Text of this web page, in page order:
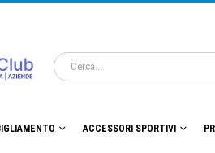
ACCESSORI SPORTIVI